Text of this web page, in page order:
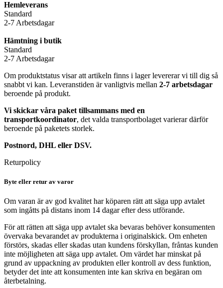
Hemleverans
Standard
2-7 Arbetsdagar
Hämtning i butik
Standard
2-7 Arbetsdagar
Om produktstatus visar att artikeln finns i lager levererar vi till dig så
snabbt vi kan. Leveranstiden är vanligtvis mellan 2-7 arbetsdagar
beroende på produkt.
Vi skickar våra paket tillsammans med en
transportkoordinator, det valda transportbolaget varierar därför
beroende på paketets storlek.
Postnord, DHL eller DSV.
Returpolicy
Byte eller retur av varor
Om varan är av god kvalitet har köparen rätt att säga upp avtalet
som ingåtts på distans inom 14 dagar efter dess utförande.
För att rätten att säga upp avtalet ska bevaras behöver konsumenten
övervaka bevarandet av produkterna i originalskick. Om enheten
förstörs, skadas eller skadas utan kundens förskyllan, fråntas kunden
inte möjligheten att säga upp avtalet. Om värdet har minskat på
grund av uppackning av produkten eller kontroll av dess funktion,
betyder det inte att konsumenten inte kan skriva en begäran om
återbetalning.